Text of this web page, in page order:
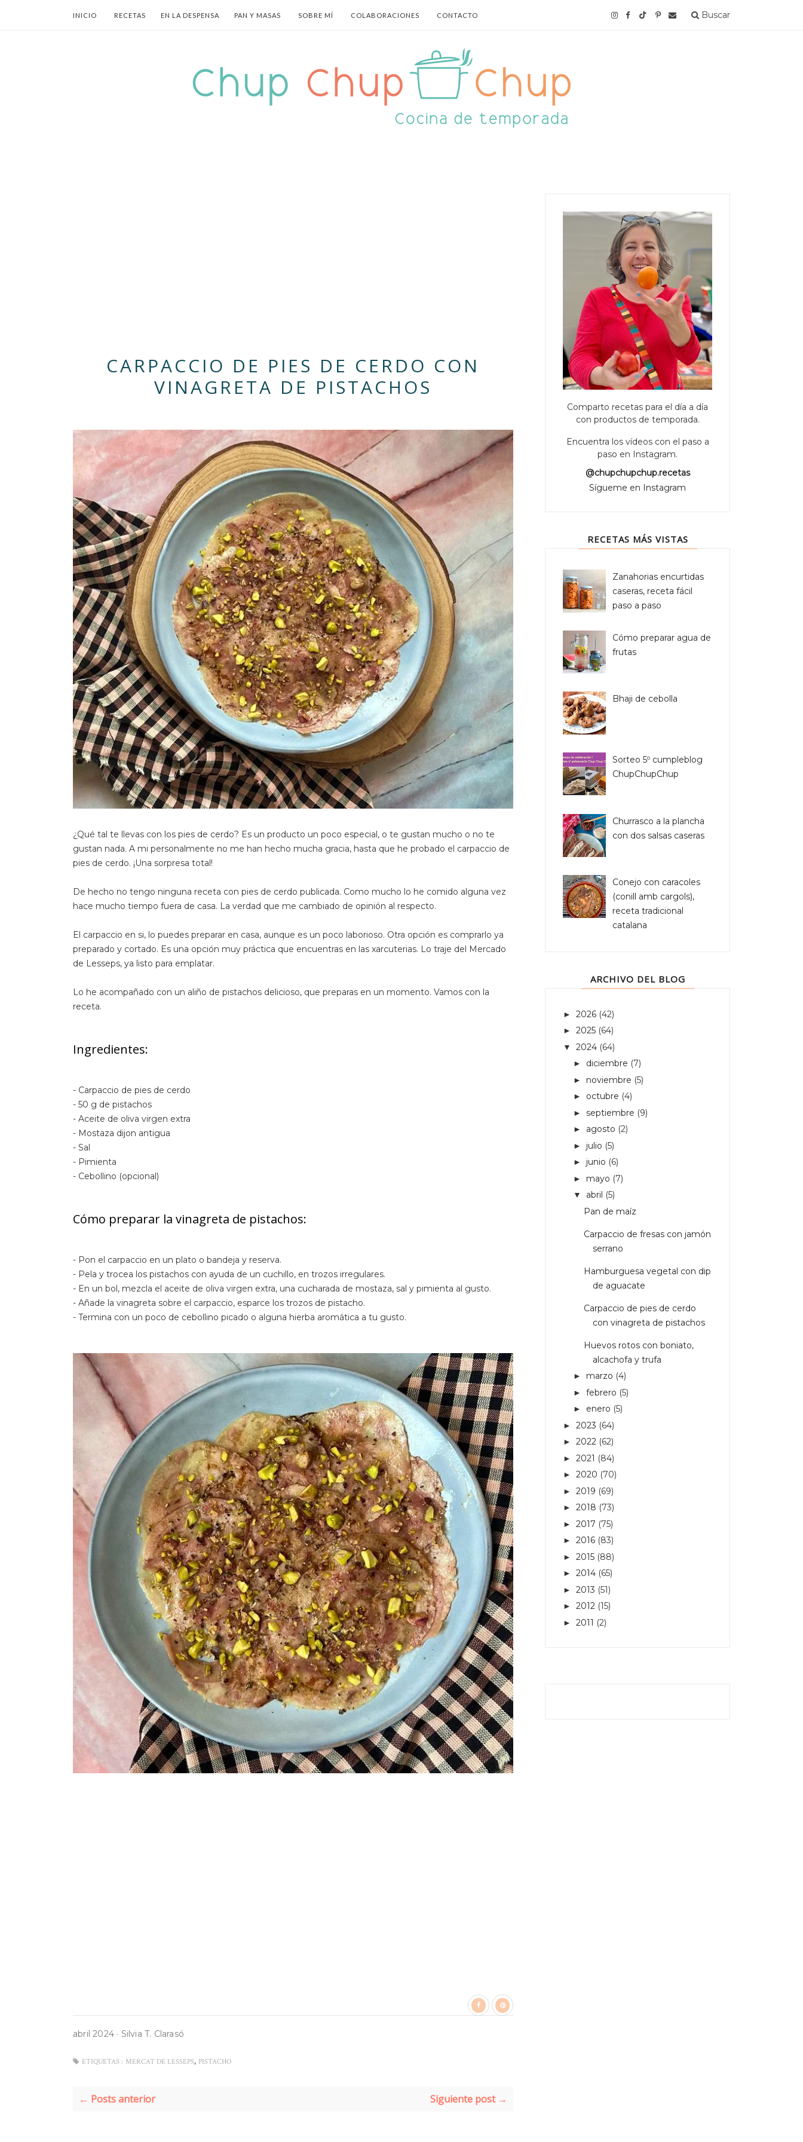
INICIO RECETAS EN LA DESPENSA PAN Y MASAS SOBRE MÍ COLABORACIONES CONTACTO Buscar
CARPACCIO DE PIES DE CERDO CON
VINAGRETA DE PISTACHOS
¿Qué tal te llevas con los pies de cerdo? Es un producto un poco especial, o te gustan mucho o no te
gustan nada. A mi personalmente no me han hecho mucha gracia, hasta que he probado el carpaccio de
pies de cerdo. ¡Una sorpresa total!
De hecho no tengo ninguna receta con pies de cerdo publicada. Como mucho lo he comido alguna vez
hace mucho tiempo fuera de casa. La verdad que me cambiado de opinión al respecto.
El carpaccio en si, lo puedes preparar en casa, aunque es un poco laborioso. Otra opción es comprarlo ya
preparado y cortado. Es una opción muy práctica que encuentras en las xarcuterias. Lo traje del Mercado
de Lesseps, ya listo para emplatar.
Lo he acompañado con un aliño de pistachos delicioso, que preparas en un momento. Vamos con la
receta.
Ingredientes:
- Carpaccio de pies de cerdo
- 50 g de pistachos
- Aceite de oliva virgen extra
- Mostaza dijon antigua
- Sal
- Pimienta
- Cebollino (opcional)
Cómo preparar la vinagreta de pistachos:
- Pon el carpaccio en un plato o bandeja y reserva.
- Pela y trocea los pistachos con ayuda de un cuchillo, en trozos irregulares.
- En un bol, mezcla el aceite de oliva virgen extra, una cucharada de mostaza, sal y pimienta al gusto.
- Añade la vinagreta sobre el carpaccio, esparce los trozos de pistacho.
- Termina con un poco de cebollino picado o alguna hierba aromática a tu gusto.
abril 2024 · Silvia T. Clarasó
ETIQUETAS : MERCAT DE LESSEPS, PISTACHO
← Posts anterior Siguiente post →
Comparto recetas para el día a día
con productos de temporada.
Encuentra los vídeos con el paso a
paso en Instagram.
@chupchupchup.recetas
Sígueme en Instagram
RECETAS MÁS VISTAS
Zanahorias encurtidas
caseras, receta fácil
paso a paso
Cómo preparar agua de
frutas
Bhaji de cebolla
Sorteo 5º cumpleblog
ChupChupChup
Churrasco a la plancha
con dos salsas caseras
Conejo con caracoles
(conill amb cargols),
receta tradicional
catalana
ARCHIVO DEL BLOG
► 2026 (42)
► 2025 (64)
▼ 2024 (64)
► diciembre (7)
► noviembre (5)
► octubre (4)
► septiembre (9)
► agosto (2)
► julio (5)
► junio (6)
► mayo (7)
▼ abril (5)
Pan de maíz
Carpaccio de fresas con jamón
serrano
Hamburguesa vegetal con dip
de aguacate
Carpaccio de pies de cerdo
con vinagreta de pistachos
Huevos rotos con boniato,
alcachofa y trufa
► marzo (4)
► febrero (5)
► enero (5)
► 2023 (64)
► 2022 (62)
► 2021 (84)
► 2020 (70)
► 2019 (69)
► 2018 (73)
► 2017 (75)
► 2016 (83)
► 2015 (88)
► 2014 (65)
► 2013 (51)
► 2012 (15)
► 2011 (2)